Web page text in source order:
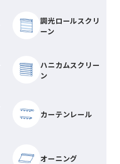
調光ロールスクリ
ーン
ハニカムスクリー
ン
カーテンレール
オーニング